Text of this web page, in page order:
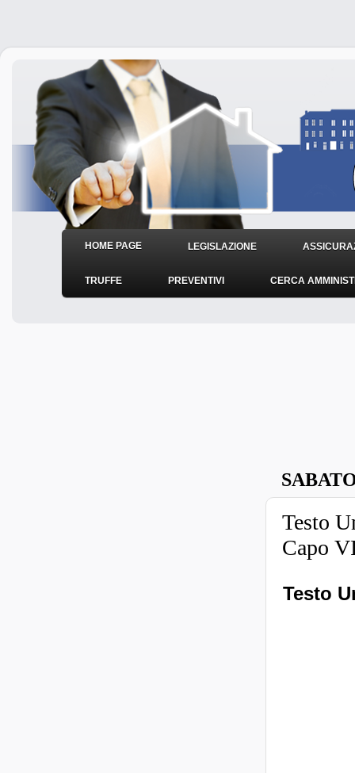
HOME PAGE LEGISLAZIONE
TRUFFE PREVENTIVI CERCA
Testo
Capo
Testo